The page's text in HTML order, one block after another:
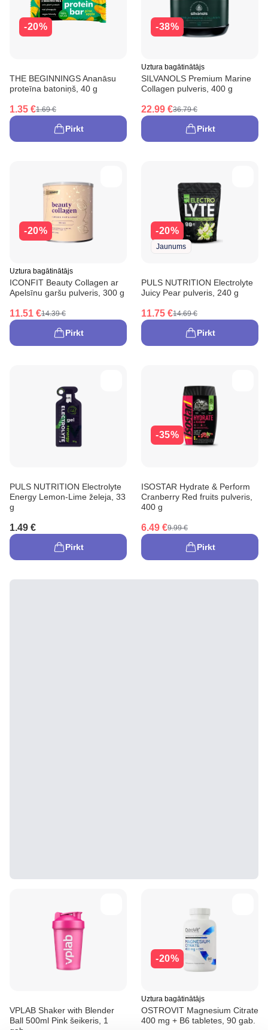
-20%
THE BEGINNINGS Ananāsu
proteīna batoniņš, 40 g
1.35 €1.69 €
Pirkt
-38%
Uztura bagātinātājs
SILVANOLS Premium Marine
Collagen pulveris, 400 g
22.99 €36.79 €
Pirkt
-20%
Uztura bagātinātājs
ICONFIT Beauty Collagen ar
Apelsīnu garšu pulveris, 300 g
11.51 €14.39 €
Pirkt
-20%
Jaunums
PULS NUTRITION Electrolyte
Juicy Pear pulveris, 240 g
11.75 €14.69 €
Pirkt
PULS NUTRITION Electrolyte
Energy Lemon-Lime želeja, 33
g
1.49 €
Pirkt
-35%
ISOSTAR Hydrate & Perform
Cranberry Red fruits pulveris,
400 g
6.49 €9.99 €
Pirkt
VPLAB Shaker with Blender
Ball 500ml Pink šeikeris, 1
-20%
Uztura bagātinātājs
OSTROVIT Magnesium Citrate
400 mg + B6 tabletes, 90 gab.